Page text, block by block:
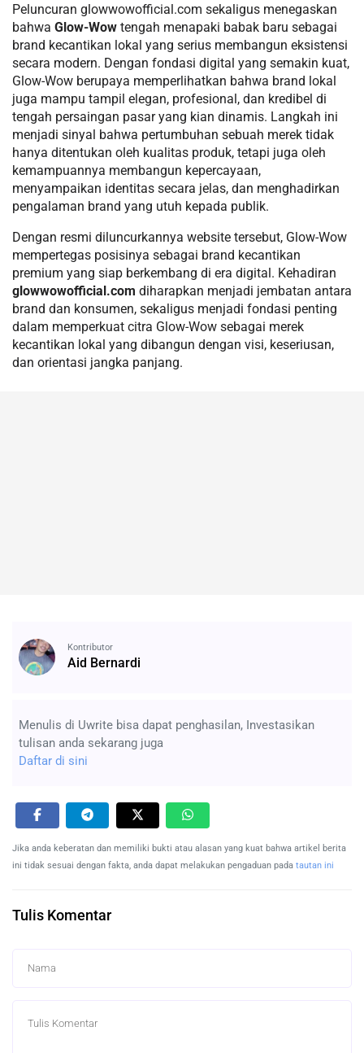
Peluncuran glowwowofficial.com sekaligus menegaskan
bahwa Glow-Wow tengah menapaki babak baru sebagai
brand kecantikan lokal yang serius membangun eksistensi
secara modern. Dengan fondasi digital yang semakin kuat,
Glow-Wow berupaya memperlihatkan bahwa brand lokal
juga mampu tampil elegan, profesional, dan kredibel di
tengah persaingan pasar yang kian dinamis. Langkah ini
menjadi sinyal bahwa pertumbuhan sebuah merek tidak
hanya ditentukan oleh kualitas produk, tetapi juga oleh
kemampuannya membangun kepercayaan,
menyampaikan identitas secara jelas, dan menghadirkan
pengalaman brand yang utuh kepada publik.
Dengan resmi diluncurkannya website tersebut, Glow-Wow
mempertegas posisinya sebagai brand kecantikan
premium yang siap berkembang di era digital. Kehadiran
glowwowofficial.com diharapkan menjadi jembatan antara
brand dan konsumen, sekaligus menjadi fondasi penting
dalam memperkuat citra Glow-Wow sebagai merek
kecantikan lokal yang dibangun dengan visi, keseriusan,
dan orientasi jangka panjang.
Kontributor
Aid Bernardi
Menulis di Uwrite bisa dapat penghasilan, Investasikan
tulisan anda sekarang juga
Daftar di sini
Jika anda keberatan dan memiliki bukti atau alasan yang kuat bahwa artikel berita
ini tidak sesuai dengan fakta, anda dapat melakukan pengaduan pada tautan ini
Tulis Komentar